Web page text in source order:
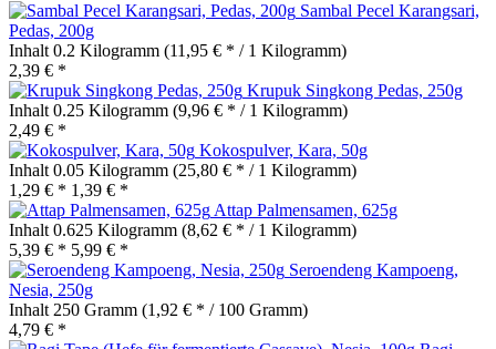
Sambal Pecel Karangsari,
Pedas, 200g
Inhalt 0.2 Kilogramm (11,95 € * / 1 Kilogramm)
2,39 € *
Krupuk Singkong Pedas, 250g
Inhalt 0.25 Kilogramm (9,96 € * / 1 Kilogramm)
2,49 € *
Kokospulver, Kara, 50g
Inhalt 0.05 Kilogramm (25,80 € * / 1 Kilogramm)
1,29 € * 1,39 € *
Attap Palmensamen, 625g
Inhalt 0.625 Kilogramm (8,62 € * / 1 Kilogramm)
5,39 € * 5,99 € *
Seroendeng Kampoeng,
Nesia, 250g
Inhalt 250 Gramm (1,92 € * / 100 Gramm)
4,79 € *